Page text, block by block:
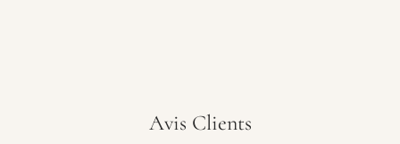
Avis Clients